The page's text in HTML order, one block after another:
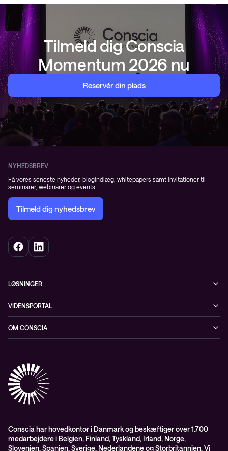
Tilmeld dig Conscia
Momentum 2026 nu
Reservér din plads
NYHEDSBREV
Få vores seneste nyheder, blogindlæg, whitepapers samt invitationer til
seminarer, webinarer og events.
Tilmeld dig nyhedsbrev
LØSNINGER
Netværk
Datacenter & Cloud
Observability
Conscia Managed Services
Conscia Services
VIDENSPORTAL
Events
Videoer
Whitepapers
OM CONSCIA
Partnere
Presserum
ISO certifikater
Proces for kundeklager
Conscia har hovedkontor i Danmark og beskæftiger over 1.700
medarbejdere i Belgien, Finland, Tyskland, Irland, Norge,
Slovenien, Spanien, Sverige, Nederlandene og Storbritannien. Vi